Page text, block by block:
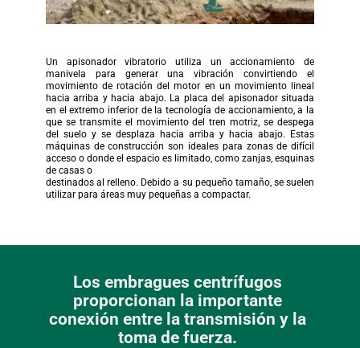
Un apisonador vibratorio utiliza un accionamiento de
manivela para generar una vibración convirtiendo el
movimiento de rotación del motor en un movimiento lineal
hacia arriba y hacia abajo. La placa del apisonador situada
en el extremo inferior de la tecnología de accionamiento, a la
que se transmite el movimiento del tren motriz, se despega
del suelo y se desplaza hacia arriba y hacia abajo. Estas
máquinas de construcción son ideales para zonas de difícil
acceso o donde el espacio es limitado, como zanjas, esquinas
de casas o
destinados al relleno. Debido a su pequeño tamaño, se suelen
utilizar para áreas muy pequeñas a compactar.
Los embragues centrífugos
proporcionan la importante
conexión entre la transmisión y la
toma de fuerza.